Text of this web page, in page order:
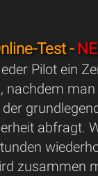
Test -
Pilot ein
nachdem
abfragt.
zusammen